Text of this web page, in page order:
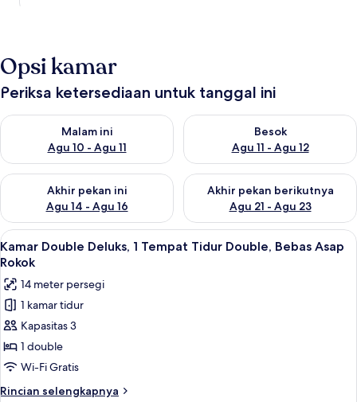
Opsi kamar
Periksa ketersediaan untuk tanggal ini
Malam ini
Agu 10 - Agu 11
Periksa ketersediaan untuk malam ini Agu 10 - Agu 11
Besok
Agu 11 - Agu 12
Periksa ketersediaan untuk
Akhir pekan ini
Agu 14 - Agu 16
Periksa ketersediaan untuk akhir pekan ini Agu 14 - Agu 16
Akhir pekan berikutnya
Agu 21 - Agu 23
Periksa ketersediaan untuk
Lihat
semua
foto
untuk
Kamar
Double
Deluks,
1
Tempat
Kamar Double Deluks, 1 Tempat
4
Kamar Double Deluks, 1 Tempat Tidur Double, Bebas Asap
Rokok
14 meter persegi
1 kamar tidur
Kapasitas 3
1 double
Wi-Fi Gratis
Rincian selengkapnya
Rincian